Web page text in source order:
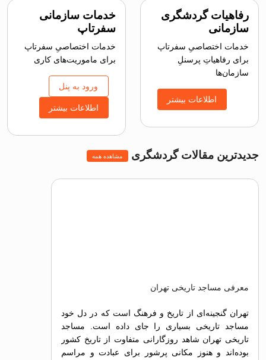
رفاهیات گردشگری
سازمانی
خدمات اختصاصیِ سفرتاپ
برای رفاهیاتِ پرسنلِ
سازمان‌ها
اطلاعات بیشتر
خدمات سازمانی
سفرتاپ
خدمات اختصاصیِ سفرتاپ
برای ماموریت‌های کاری
ورود به پنل
اطلاعات بیشتر
جدیدترین مقالات گردشگری مشاهده همه
معرفی مساجد تاریخی تهران
تهران گنجینه‌ای از تاریخ و فرهنگ است که در دل خود
مساجد تاریخی بسیاری را جای داده است. مساجد
تاریخی تهران شاهد روزگارانی متفاوت از تاریخ کشور
بوده‌اند و هنوز مکانی پرشور برای عبادت و مراسم